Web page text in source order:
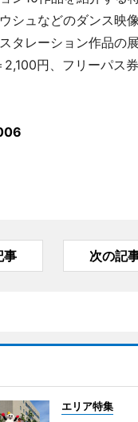
シュなどのダンス映
タレーション作品の
円、フリーパス
事 次の記
エリア特集